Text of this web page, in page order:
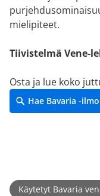
mielipiteet.
Tiivistelmä Vene-
Osta ja lue koko
Hae Bavaria -
Käytetyt Bavaria